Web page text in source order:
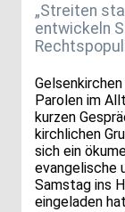
„Streiten
entwickeln
Parolen im
kurzen
kirchlichen
sich ein
evangelische
Samstag ins
eingeladen